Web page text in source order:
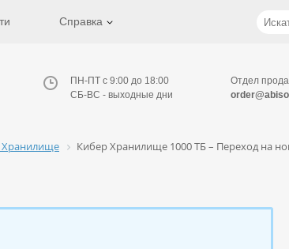
Справка
ПН-ПТ с 9:00 до 18:00
СБ-ВС - выходные дни
Отдел
Хранилище Кибер Хранилище 1000 ТБ – Переход на